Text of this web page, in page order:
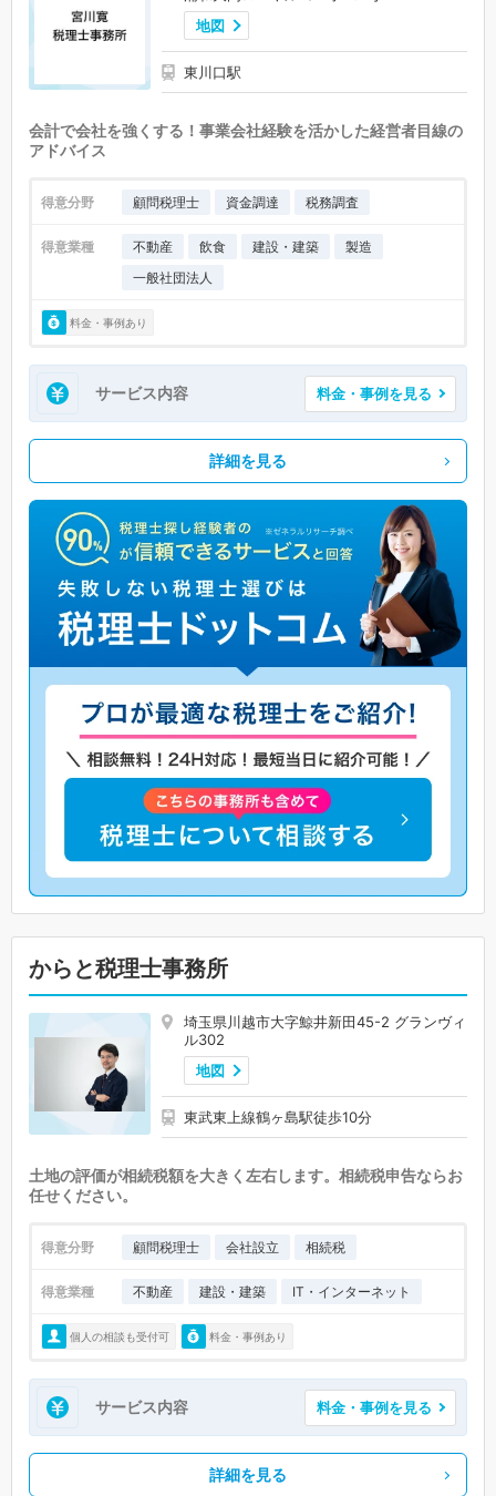
地図
東川口駅
会計で会社を強くする！事業会社経験を活かした経営者目線の
アドバイス
得意分野 顧問税理士 資金調達 税務調査
得意業種 不動産 飲食 建設・建築
製造
一般社団法人
料金・事例あり
サービス内容 料金・事例を見る
詳細を見る
からと税理士事務所
埼玉県川越市大字鯨井新田45-2 グランヴィ
ル302
地図
東武東上線鶴ヶ島駅徒歩10分
土地の評価が相続税額を大きく左右します。相続税申告ならお
任せください。
得意分野 顧問税理士 会社設立 相続税
得意業種 不動産 建設・建築 IT・インターネット
個人の相談も受付可 料金・事例あり
サービス内容 料金・事例を見る
詳細を見る